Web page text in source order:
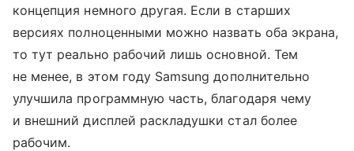
концепция немного другая. Если в старших
версиях полноценными можно назвать оба экрана,
то тут реально рабочий лишь основной. Тем
не менее, в этом году Samsung дополнительно
улучшила программную часть, благодаря чему
и внешний дисплей раскладушки стал более
рабочим.